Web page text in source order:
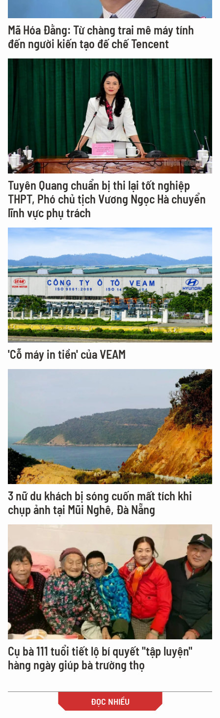
Mã Hóa Đằng: Từ chàng trai mê máy tính
đến người kiến tạo đế chế Tencent
Tuyên Quang chuẩn bị thi lại tốt nghiệp
THPT, Phó chủ tịch Vương Ngọc Hà chuyển
lĩnh vực phụ trách
'Cỗ máy in tiền' của VEAM
3 nữ du khách bị sóng cuốn mất tích khi
chụp ảnh tại Mũi Nghê, Đà Nẵng
Cụ bà 111 tuổi tiết lộ bí quyết "tập luyện"
hàng ngày giúp bà trường thọ
ĐỌC NHIỀU